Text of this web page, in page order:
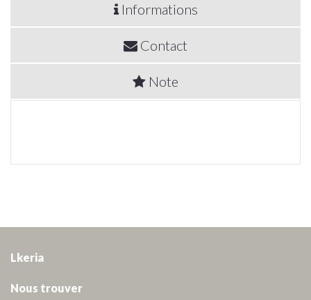
Informations
Contact
Note
Lkeria
Nous trouver